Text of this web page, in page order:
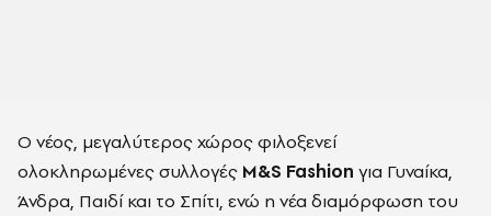
Ο νέος, μεγαλύτερος χώρος φιλοξενεί
ολοκληρωμένες συλλογές M&S Fashion για Γυναίκα,
Άνδρα, Παιδί και το Σπίτι, ενώ η νέα διαμόρφωση του